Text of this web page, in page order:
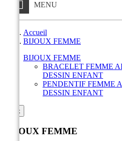
MENU
Accueil
BIJOUX FEMME
BIJOUX FEMME
BRACELET FEMME
DESSIN ENFANT
PENDENTIF FEMME
DESSIN ENFANT
ok
BIJOUX FEMME